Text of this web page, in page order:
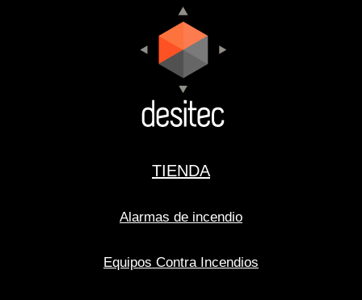
TIENDA
Alarmas de incendio
Equipos Contra Incendios